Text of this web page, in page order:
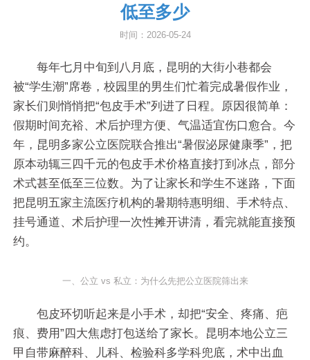
低至多少
时间：2026-05-24
每年七月中旬到八月底，昆明的大街小巷都会
被“学生潮”席卷，校园里的男生们忙着完成暑假作业，
家长们则悄悄把“包皮手术”列进了日程。原因很简单：
假期时间充裕、术后护理方便、气温适宜伤口愈合。今
年，昆明多家公立医院联合推出“暑假泌尿健康季”，把
原本动辄三四千元的包皮手术价格直接打到冰点，部分
术式甚至低至三位数。为了让家长和学生不迷路，下面
把昆明五家主流医疗机构的暑期特惠明细、手术特点、
挂号通道、术后护理一次性摊开讲清，看完就能直接预
约。
一、公立 vs 私立：为什么先把公立医院筛出来
包皮环切听起来是小手术，却把“安全、疼痛、疤
痕、费用”四大焦虑打包送给了家长。昆明本地公立三
甲自带麻醉科、儿科、检验科多学科兜底，术中出血